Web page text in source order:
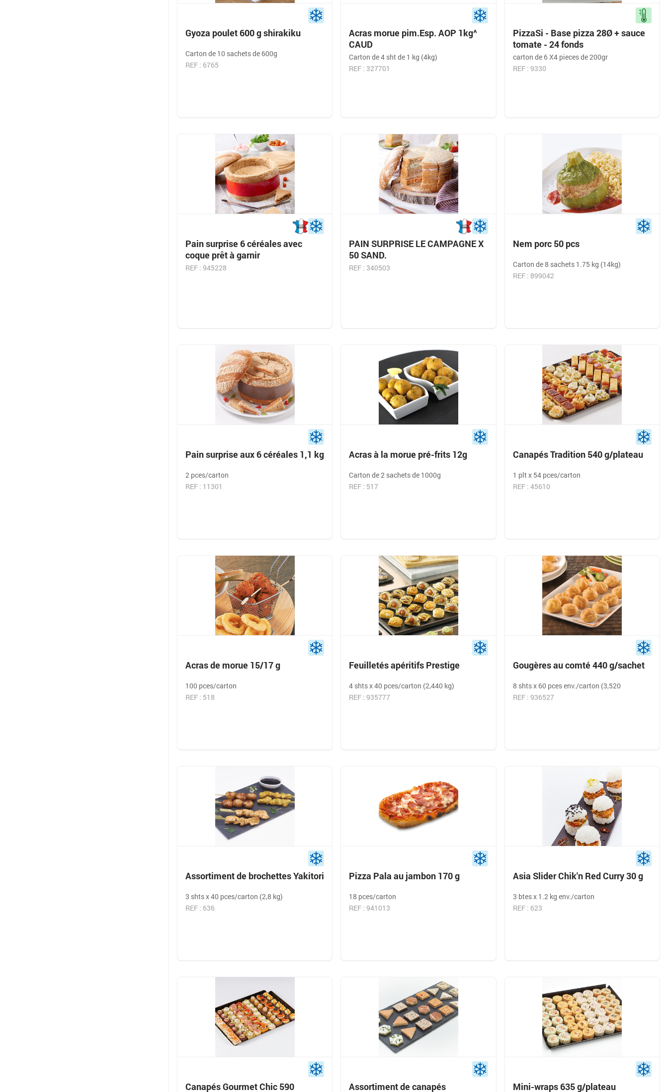
Gyoza poulet 600 g shirakiku
Carton de 10 sachets de 600g
REF : 6765
Acras morue pim.Esp. AOP 1kg^
CAUD
Carton de 4 sht de 1 kg (4kg)
REF : 327701
PizzaSi - Base pizza 28Ø + sauce
tomate - 24 fonds
carton de 6 X4 pieces de 200gr
REF : 9330
Pain surprise 6 céréales avec
coque prêt à garnir
REF : 945228
PAIN SURPRISE LE CAMPAGNE X
50 SAND.
REF : 340503
Nem porc 50 pcs
Carton de 8 sachets 1.75 kg (14kg)
REF : 899042
Pain surprise aux 6 céréales 1,1 kg
2 pces/carton
REF : 11301
Acras à la morue pré-frits 12g
Carton de 2 sachets de 1000g
REF : 517
Canapés Tradition 540 g/plateau
1 plt x 54 pces/carton
REF : 45610
Acras de morue 15/17 g
100 pces/carton
REF : 518
Feuilletés apéritifs Prestige
4 shts x 40 pces/carton (2,440 kg)
REF : 935777
Gougères au comté 440 g/sachet
8 shts x 60 pces env./carton (3,520
REF : 936527
Assortiment de brochettes Yakitori
3 shts x 40 pces/carton (2,8 kg)
REF : 636
Pizza Pala au jambon 170 g
18 pces/carton
REF : 941013
Asia Slider Chik'n Red Curry 30 g
3 btes x 1.2 kg env./carton
REF : 623
Canapés Gourmet Chic 590 Assortiment de canapés Mini-wraps 635 g/plateau